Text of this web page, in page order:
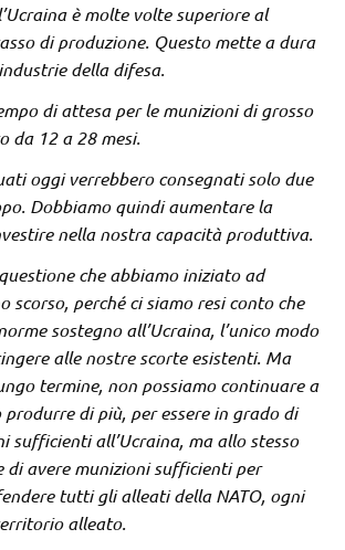
è molte volte superiore al
di produzione. Questo mette a dura
della difesa.
di attesa per le munizioni di grosso
da 12 a 28 mesi.
oggi verrebbero consegnati solo due
Dobbiamo quindi aumentare la
nella nostra capacità produttiva.
che abbiamo iniziato ad
scorso, perché ci siamo resi conto che
sostegno all’Ucraina, l’unico modo
alle nostre scorte esistenti. Ma
termine, non possiamo continuare a
di più, per essere in grado di
sufficienti all’Ucraina, ma allo stesso
di avere munizioni sufficienti per
tutti gli alleati della NATO, ogni
alleato.